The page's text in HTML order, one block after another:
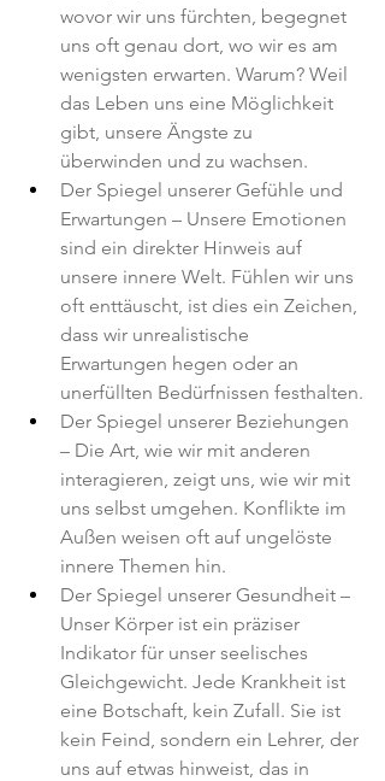
wovor wir uns fürchten, begegnet
uns oft genau dort, wo wir es am
wenigsten erwarten. Warum? Weil
das Leben uns eine Möglichkeit
gibt, unsere Ängste zu
überwinden und zu wachsen.
Der Spiegel unserer Gefühle und
Erwartungen – Unsere Emotionen
sind ein direkter Hinweis auf
unsere innere Welt. Fühlen wir uns
oft enttäuscht, ist dies ein Zeichen,
dass wir unrealistische
Erwartungen hegen oder an
unerfüllten Bedürfnissen festhalten.
Der Spiegel unserer Beziehungen
– Die Art, wie wir mit anderen
interagieren, zeigt uns, wie wir mit
uns selbst umgehen. Konflikte im
Außen weisen oft auf ungelöste
innere Themen hin.
Der Spiegel unserer Gesundheit –
Unser Körper ist ein präziser
Indikator für unser seelisches
Gleichgewicht. Jede Krankheit ist
eine Botschaft, kein Zufall. Sie ist
kein Feind, sondern ein Lehrer, der
uns auf etwas hinweist, das in